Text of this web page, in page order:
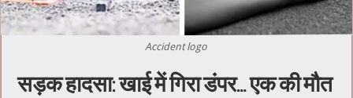
Accident logo
सड़क हादसा: खाई में गिरा डंपर… एक की मौत